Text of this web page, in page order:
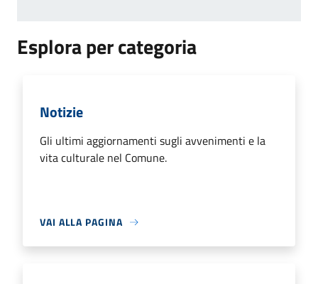
Esplora per categoria
Notizie
Gli ultimi aggiornamenti sugli avvenimenti e la
vita culturale nel Comune.
VAI ALLA PAGINA